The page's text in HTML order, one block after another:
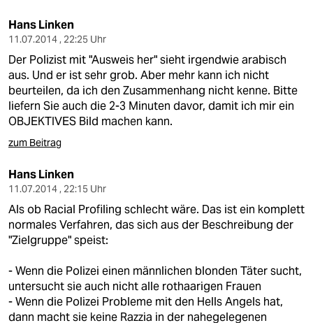
Hans Linken
11.07.2014 , 22:25 Uhr
Der Polizist mit "Ausweis her" sieht irgendwie arabisch
aus. Und er ist sehr grob. Aber mehr kann ich nicht
beurteilen, da ich den Zusammenhang nicht kenne. Bitte
liefern Sie auch die 2-3 Minuten davor, damit ich mir ein
OBJEKTIVES Bild machen kann.
zum Beitrag
Hans Linken
11.07.2014 , 22:15 Uhr
Als ob Racial Profiling schlecht wäre. Das ist ein komplett
normales Verfahren, das sich aus der Beschreibung der
"Zielgruppe" speist:
- Wenn die Polizei einen männlichen blonden Täter sucht,
untersucht sie auch nicht alle rothaarigen Frauen
- Wenn die Polizei Probleme mit den Hells Angels hat,
dann macht sie keine Razzia in der nahegelegenen